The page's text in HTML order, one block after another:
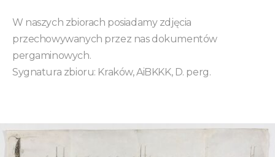
W naszych zbiorach posiadamy zdjęcia
przechowywanych przez nas dokumentów
pergaminowych.
Sygnatura zbioru: Kraków, AiBKKK, D. perg.